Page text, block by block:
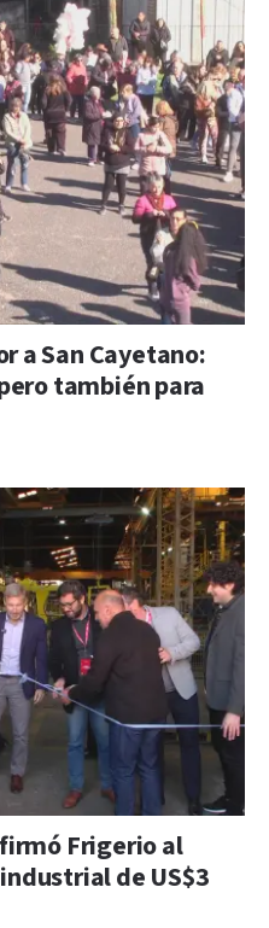
a San Cayetano:
también para
Frigerio al
de US$3